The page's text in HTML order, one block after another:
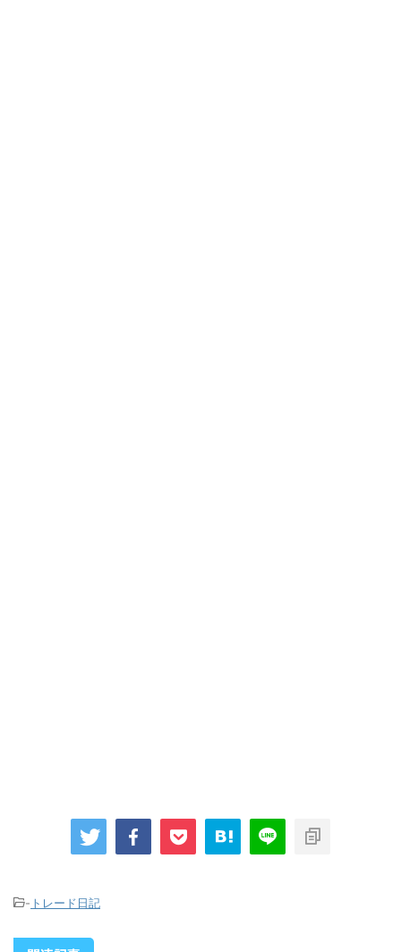
- トレード日記